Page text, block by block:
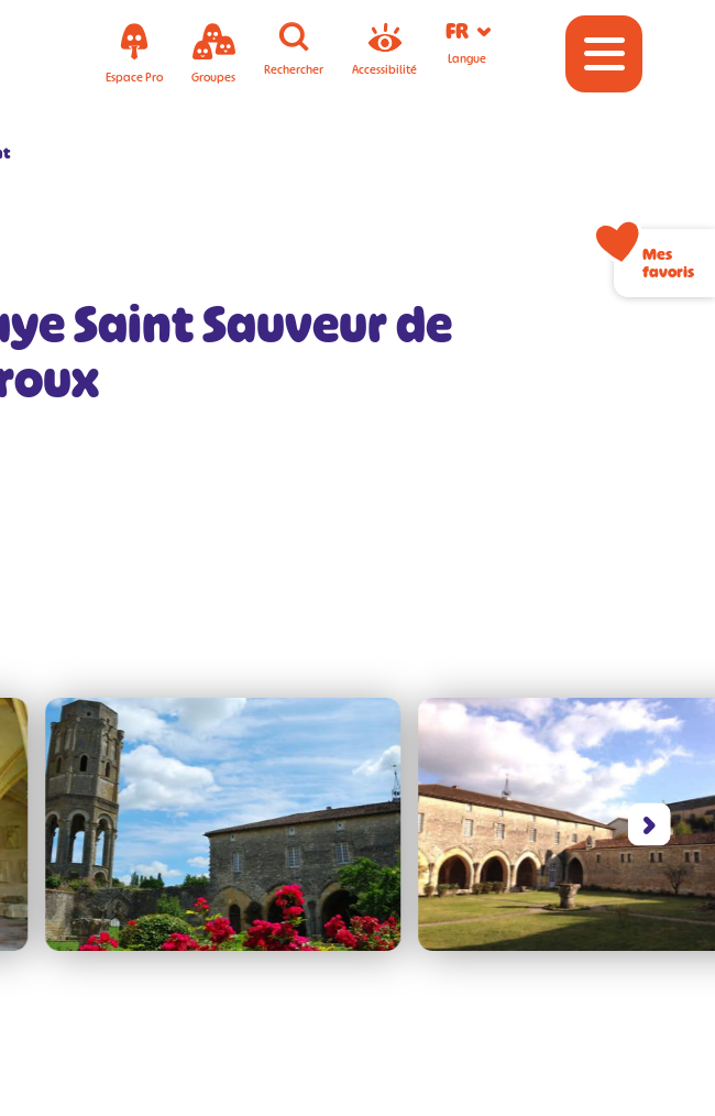
Espace Pro Groupes Rechercher Accessibilité
FR
Langue
Saint Sauveur de
Mes
favoris